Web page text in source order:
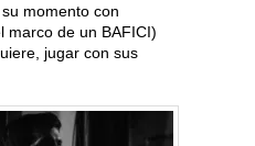
momento con
marco de un BAFICI)
jugar con sus